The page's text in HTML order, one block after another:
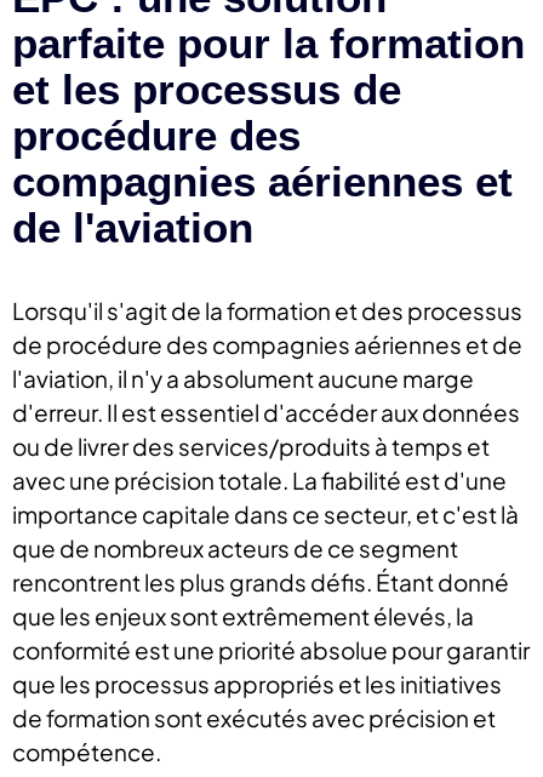
parfaite pour la formation
et les processus de
procédure des
compagnies aériennes et
de l'aviation
Lorsqu'il s'agit de la formation et des processus
de procédure des compagnies aériennes et de
l'aviation, il n'y a absolument aucune marge
d'erreur. Il est essentiel d'accéder aux données
ou de livrer des services/produits à temps et
avec une précision totale. La fiabilité est d'une
importance capitale dans ce secteur, et c'est là
que de nombreux acteurs de ce segment
rencontrent les plus grands défis. Étant donné
que les enjeux sont extrêmement élevés, la
conformité est une priorité absolue pour garantir
que les processus appropriés et les initiatives
de formation sont exécutés avec précision et
compétence.